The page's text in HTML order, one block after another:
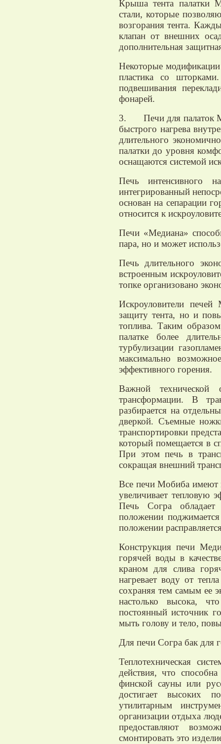
Крыша тента палатки
стали, которые
возгорания тента.
клапан от внешних
дополнительная
Некоторые
пластика со
подвешивания
фонарей.
3. Печи для палаток
быстрого нагрева
длительного
палатки до уровня
оснащаются системой
Печь интенсивного
интегрированный
основан на сепарации
относится к
Печи «Медиана»
пара, но и может
Печь длительного
встроенным
топке организовано
Искроуловители
защиту тента, но и
топлива. Таким
палатке более
турбулизации
максимально
эффективного горения.
Важной технической
трансформации. В
разбирается на
дверкой. Съемные
транспортировки
который помещается в
При этом печь в
сокращая внешний
Все печи Мобиба имеют
увеличивает тепловую
Печь Согра обладает
положении
положении
Конструкция печи
горячей воды в
краном для слива
нагревает воду от
сохраняя тем самым ее
настолько высока,
постоянный источник
мыть голову и тело,
Для печи Согра бак для
Теплотехническая
действия, что
финской сауны или
достигает высоких
утилитарным
организации отдыха
предоставляют
смонтировать это